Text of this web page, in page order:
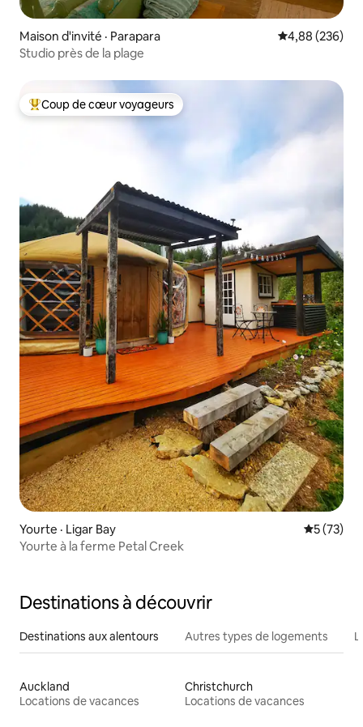
Maison d'invité · Parapara Note
4,88 (236)
Studio près de la plage
Coup de cœur voyageurs parmi les plus aimés
Coup de cœur voyageurs
Yourte · Ligar Bay Note
5 (73)
Yourte à la ferme Petal Creek
Destinations à découvrir
Destinations aux alentours Autres types de logements
Auckland
Locations de vacances
Christchurch
Locations de vacances